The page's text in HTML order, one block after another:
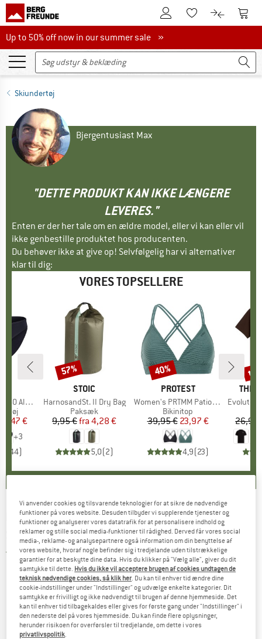
Til kundekontoenTil huskesedlen.
Til Til
Up to 50% off now in our summer sale
Up to 50% off now in our summer sale »
Skiundertøj
Bjergentusiast Max
"DETTE PRODUKT KAN IKKE LÆNGERE
LEVERES."
Enten er der her tale om en ældre model, eller vi kan eller vil
ikke genbestille produktet hos producenten.
Du behøver ikke at give op! Selvfølgelig har vi alternativer
klar til dig:
VORES TOPSELLERE
Brief
pris
€
+3
44)
MÆRKE
STOIC
Artikel
HarnosandSt. II Dry Bag
Produktgruppe
Paksæk
Pris
9,95 € Nedsat pris
fra 4,28 €
5,0(2)
Rabat
57%
MÆRKE
PROTEST
Artikel
Women's PRTMM Patio Triangle
Produktgruppe
Bikinitop
Pris
39,95 €Nedsat pris
23,97 €
4,9(23)
Rabat
40%
THE
Artikel
Evolution
26,95
til
DIDRIKSONS -Kid's Jadis PR Set 3 -
Skiundertøj
5,0(1)
Vi anvender cookies og tilsvarende teknologier for at sikre de nødvendige
funktioner på vores website. Desuden tilbyder vi supplerende tjenester og
funktioner og analyserer vores datatrafik for at personalisere indhold og
reklamer og stille social media-funktioner til rådighed. Derved får vores social
media-, reklame- og analysepartnere også information om din benyttelse af
vores website, hvoraf nogle befinder sig i tredjelande uden tilstrækkelige
garantier for at beskytte dine data. Hvis du klikker på "Vælg alle", giver du dit
samtykke til dette. Hvis du ikke vil acceptere brugen af cookies undtagen de
teknisk nødvendige cookies, så klik her. Du kan til enhver tid ændre dine
cookie-indstillinger under "Indstillinger" og udvælge enkelte kategorier. Dit
samtykke er frivilligt og ikke nødvendigt til brugen af denne hjemmeside. Det
kan til enhver tid tilbagekaldes eller gives for første gang under "Indstillinger" i
den nederste del på vores hjemmeside. Du kan finde flere oplysninger,
herunder risikoen for overførsler til tredjelande, om dette i vores
privatlivspolitik.